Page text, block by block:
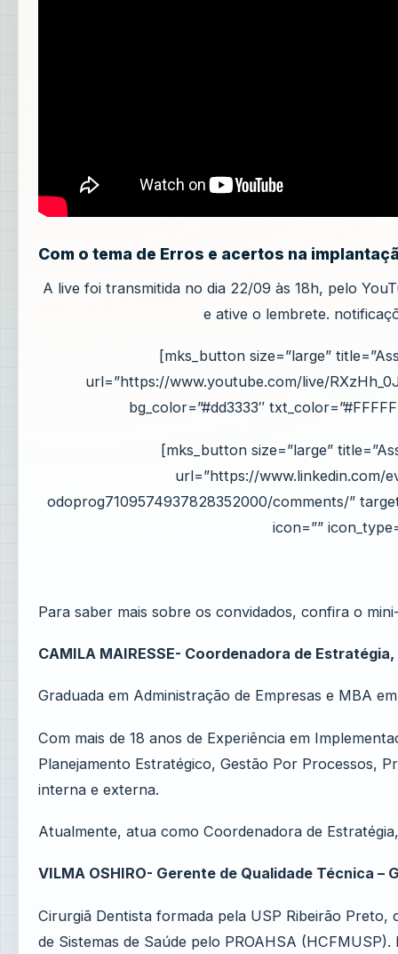
Com o tema de Erros e acertos na
A live foi transmitida no dia 22/09 às 18h, pelo
e ative o lembrete.
[mks_button size=”large”
url=”https://www.youtube.com/live/
bg_color=”#dd3333″
[mks_button size=”large”
url=”https://www.linkedin.com/
odoprog7109574937828352000/comments/”
icon=””
Para saber mais sobre os convidados, confira o
CAMILA MAIRESSE- Coordenadora de
Graduada em Administração de Empresas e MBA
Com mais de 18 anos de Experiência em
Planejamento Estratégico, Gestão Por Processos,
interna e externa.
Atualmente, atua como Coordenadora de
VILMA OSHIRO- Gerente de Qualidade Técnica
Cirurgiã Dentista formada pela USP Ribeirão
de Sistemas de Saúde pelo PROAHSA